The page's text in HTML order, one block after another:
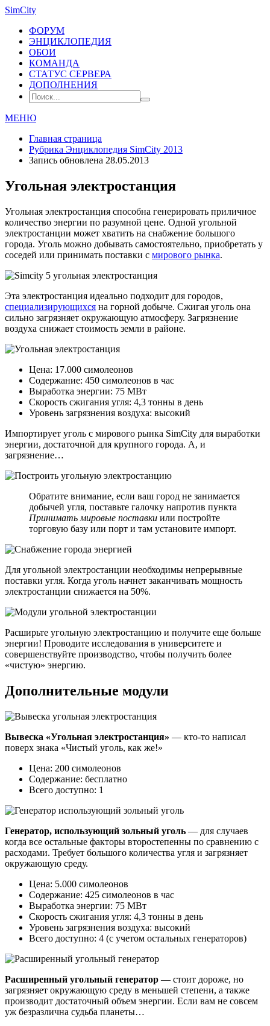
SimCity
ФОРУМ
ЭНЦИКЛОПЕДИЯ
ОБОИ
КОМАНДА
СТАТУС СЕРВЕРА
ДОПОЛНЕНИЯ
МЕНЮ
Главная страница
Рубрика Энциклопедия SimCity 2013
Запись обновлена 28.05.2013
Угольная электростанция
Угольная электростанция способна генерировать приличное
количество энергии по разумной цене. Одной угольной
электростанции может хватить на снабжение большого
города. Уголь можно добывать самостоятельно, приобретать у
соседей или принимать поставки с мирового рынка.
Эта электростанция идеально подходит для городов,
специализирующихся на горной добыче. Сжигая уголь она
сильно загрязняет окружающую атмосферу. Загрязнение
воздуха снижает стоимость земли в районе.
Цена: 17.000 симолеонов
Содержание: 450 симолеонов в час
Выработка энергии: 75 МВт
Скорость сжигания угля: 4,3 тонны в день
Уровень загрязнения воздуха: высокий
Импортирует уголь с мирового рынка SimCity для выработки
энергии, достаточной для крупного города. А, и
загрязнение…
Обратите внимание, если ваш город не занимается
добычей угля, поставьте галочку напротив пункта
Принимать мировые поставки или постройте
торговую базу или порт и там установите импорт.
Для угольной электростанции необходимы непрерывные
поставки угля. Когда уголь начнет заканчивать мощность
электростанции снижается на 50%.
Расширьте угольную электростанцию и получите еще больше
энергии! Проводите исследования в университете и
совершенствуйте производство, чтобы получить более
«чистую» энергию.
Дополнительные модули
Вывеска «Угольная электростанция» — кто-то написал
поверх знака «Чистый уголь, как же!»
Цена: 200 симолеонов
Содержание: бесплатно
Всего доступно: 1
Генератор, использующий зольный уголь — для случаев
когда все остальные факторы второстепенны по сравнению с
расходами. Требует большого количества угля и загрязняет
окружающую среду.
Цена: 5.000 симолеонов
Содержание: 425 симолеонов в час
Выработка энергии: 75 МВт
Скорость сжигания угля: 4,3 тонны в день
Уровень загрязнения воздуха: высокий
Всего доступно: 4 (с учетом остальных генераторов)
Расширенный угольный генератор — стоит дороже, но
загрязняет окружающую среду в меньшей степени, а также
производит достаточный объем энергии. Если вам не совсем
уж безразлична судьба планеты…